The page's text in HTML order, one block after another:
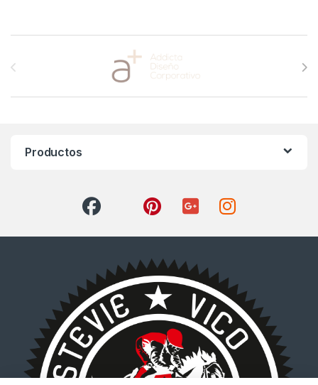
Brands Carousel
Productos